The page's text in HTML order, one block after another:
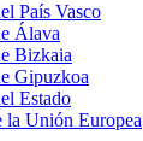
País Vasco
Álava
Bizkaia
Gipuzkoa
Estado
Unión Europea